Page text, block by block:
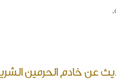
عن خادم الحرمين